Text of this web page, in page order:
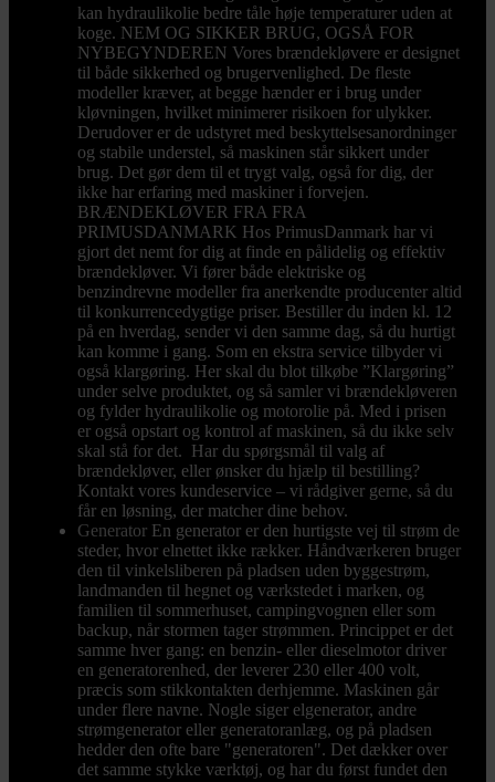
kan hydraulikolie bedre tåle høje temperaturer uden at
koge. NEM OG SIKKER BRUG, OGSÅ FOR
NYBEGYNDEREN Vores brændekløvere er designet
til både sikkerhed og brugervenlighed. De fleste
modeller kræver, at begge hænder er i brug under
kløvningen, hvilket minimerer risikoen for ulykker.
Derudover er de udstyret med beskyttelsesanordninger
og stabile understel, så maskinen står sikkert under
brug. Det gør dem til et trygt valg, også for dig, der
ikke har erfaring med maskiner i forvejen.
BRÆNDEKLØVER FRA FRA
PRIMUSDANMARK Hos PrimusDanmark har vi
gjort det nemt for dig at finde en pålidelig og effektiv
brændekløver. Vi fører både elektriske og
benzindrevne modeller fra anerkendte producenter altid
til konkurrencedygtige priser. Bestiller du inden kl. 12
på en hverdag, sender vi den samme dag, så du hurtigt
kan komme i gang. Som en ekstra service tilbyder vi
også klargøring. Her skal du blot tilkøbe ”Klargøring”
under selve produktet, og så samler vi brændekløveren
og fylder hydraulikolie og motorolie på. Med i prisen
er også opstart og kontrol af maskinen, så du ikke selv
skal stå for det. Har du spørgsmål til valg af
brændekløver, eller ønsker du hjælp til bestilling?
Kontakt vores kundeservice – vi rådgiver gerne, så du
får en løsning, der matcher dine behov.
Generator En generator er den hurtigste vej til strøm de
steder, hvor elnettet ikke rækker. Håndværkeren bruger
den til vinkelsliberen på pladsen uden byggestrøm,
landmanden til hegnet og værkstedet i marken, og
familien til sommerhuset, campingvognen eller som
backup, når stormen tager strømmen. Princippet er det
samme hver gang: en benzin- eller dieselmotor driver
en generatorenhed, der leverer 230 eller 400 volt,
præcis som stikkontakten derhjemme. Maskinen går
under flere navne. Nogle siger elgenerator, andre
strømgenerator eller generatoranlæg, og på pladsen
hedder den ofte bare "generatoren". Det dækker over
det samme stykke værktøj, og har du først fundet den